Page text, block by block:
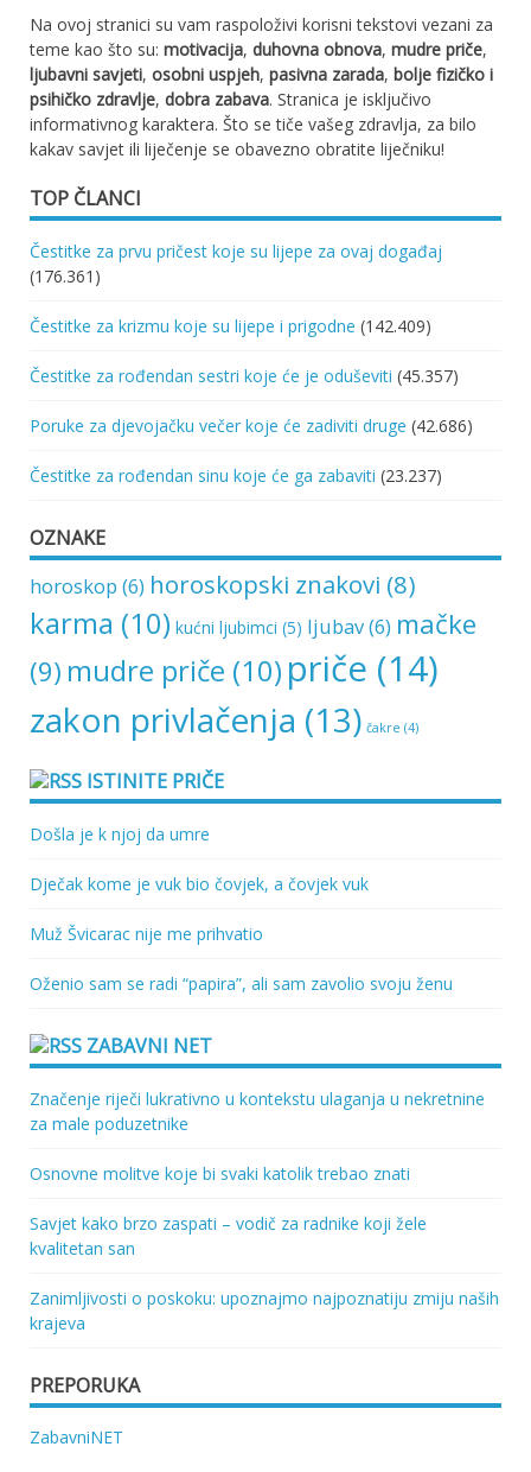
Na ovoj stranici su vam raspoloživi korisni tekstovi vezani za
teme kao što su: motivacija, duhovna obnova, mudre priče,
ljubavni savjeti, osobni uspjeh, pasivna zarada, bolje fizičko i
psihičko zdravlje, dobra zabava. Stranica je isključivo
informativnog karaktera. Što se tiče vašeg zdravlja, za bilo
kakav savjet ili liječenje se obavezno obratite liječniku!
TOP ČLANCI
Čestitke za prvu pričest koje su lijepe za ovaj događaj
(176.361)
Čestitke za krizmu koje su lijepe i prigodne (142.409)
Čestitke za rođendan sestri koje će je oduševiti (45.357)
Poruke za djevojačku večer koje će zadiviti druge (42.686)
Čestitke za rođendan sinu koje će ga zabaviti (23.237)
OZNAKE
horoskop (6) horoskopski znakovi (8)
karma (10) kućni ljubimci (5) ljubav(6) mačke
(9) mudre priče (10) priče (14)
zakon privlačenja (13) čakre (4)
ISTINITE PRIČE
Došla je k njoj da umre
Dječak kome je vuk bio čovjek, a čovjek vuk
Muž Švicarac nije me prihvatio
Oženio sam se radi “papira”, ali sam zavolio svoju ženu
ZABAVNI NET
Značenje riječi lukrativno u kontekstu ulaganja u nekretnine
za male poduzetnike
Osnovne molitve koje bi svaki katolik trebao znati
Savjet kako brzo zaspati – vodič za radnike koji žele
kvalitetan san
Zanimljivosti o poskoku: upoznajmo najpoznatiju zmiju naših
krajeva
PREPORUKA
ZabavniNET